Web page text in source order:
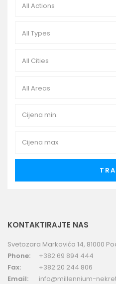
All Actions
All Types
All Cities
All Areas
KONTAKTIRAJTE NAS
Svetozara Markovića 14, 81000
Phone:
+382 69 894 444
Fax:
+382 20 244 806
Email:
info@millennium-